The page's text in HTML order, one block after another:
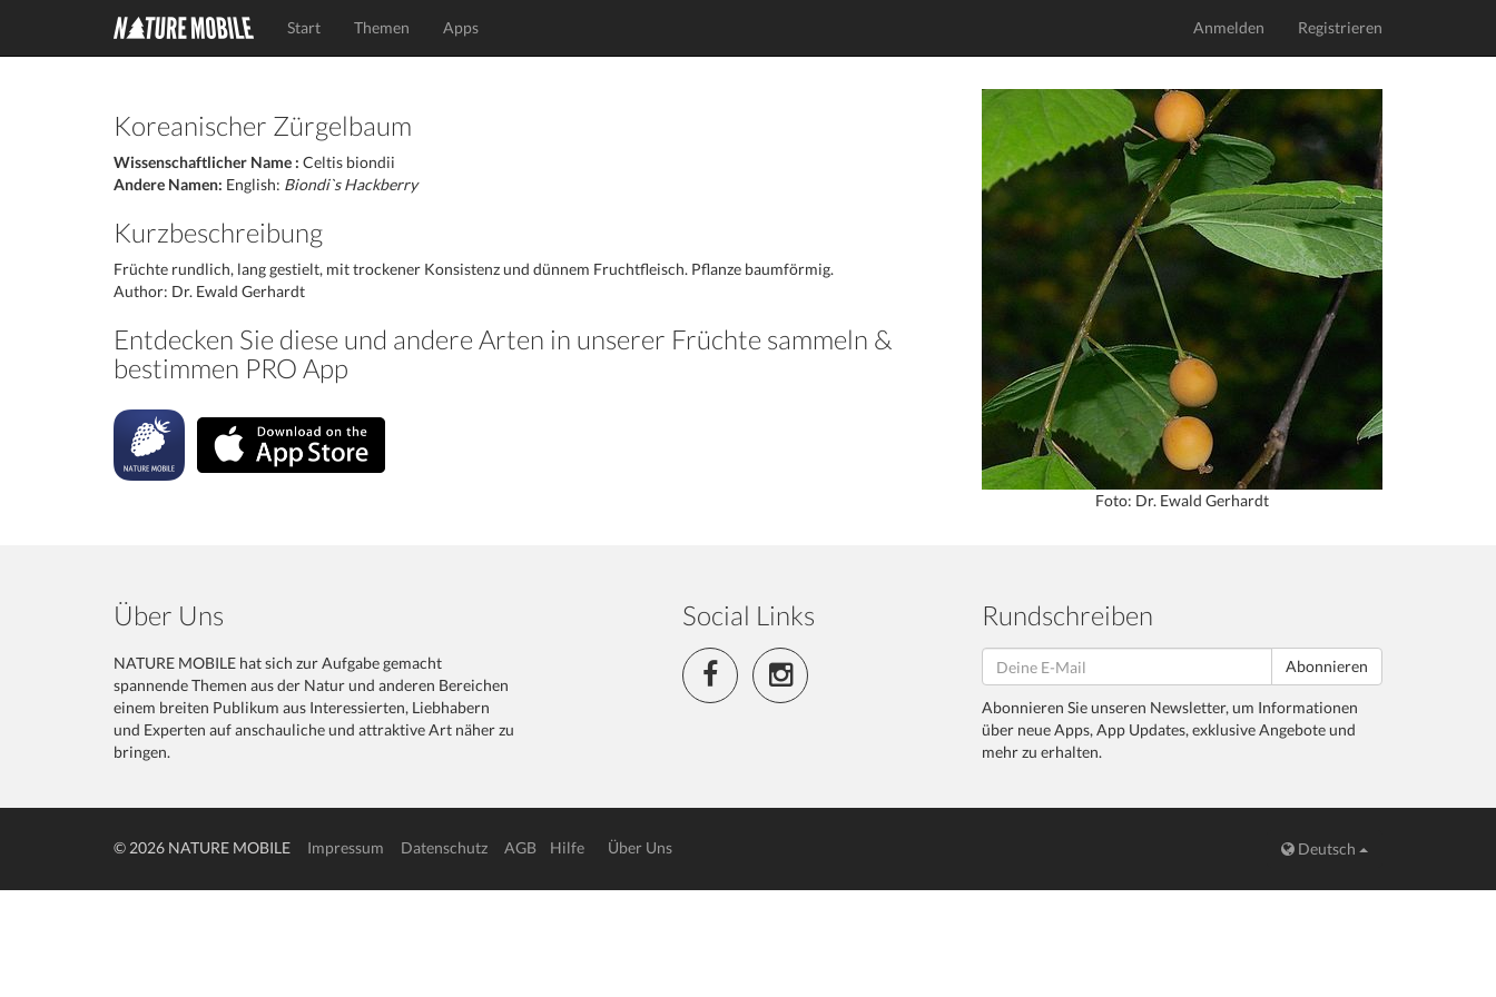
Start Themen Apps Anmelden Registrieren
Koreanischer Zürgelbaum
Wissenschaftlicher Name : Celtis biondii
Andere Namen: English: Biondi`s Hackberry
Kurzbeschreibung
Früchte rundlich, lang gestielt, mit trockener Konsistenz und dünnem Fruchtfleisch. Pflanze baumförmig.
Author: Dr. Ewald Gerhardt
Entdecken Sie diese und andere Arten in unserer Früchte sammeln &
bestimmen PRO App
Foto: Dr. Ewald Gerhardt
Über Uns
NATURE MOBILE hat sich zur Aufgabe gemacht
spannende Themen aus der Natur und anderen Bereichen
einem breiten Publikum aus Interessierten, Liebhabern
und Experten auf anschauliche und attraktive Art näher zu
bringen.
Social Links Rundschreiben
Abonnieren
Abonnieren Sie unseren Newsletter, um Informationen
über neue Apps, App Updates, exklusive Angebote und
mehr zu erhalten.
© 2026 NATURE MOBILE Impressum Datenschutz AGB Hilfe Über Uns Deutsch